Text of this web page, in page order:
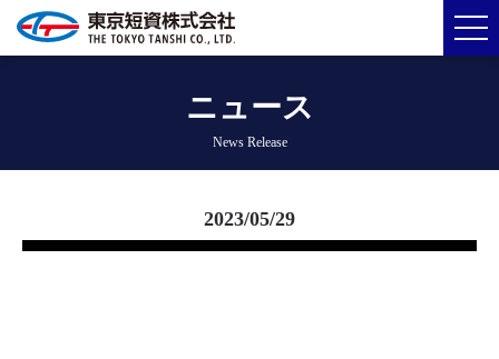
ニュース
News Release
2023/05/29